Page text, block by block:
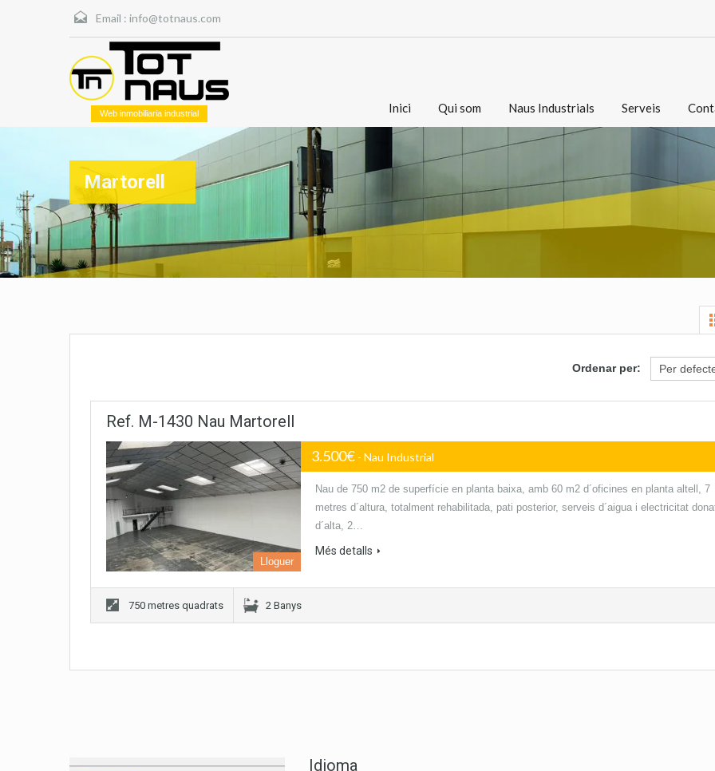
Email : info@totnaus.com
Web inmobiliaria industrial Inici Qui som Naus Industrials Serveis
Martorell
Ordenar per:
Ref. M-1430 Nau Martorell
Lloguer
3.500€ - Nau Industrial
Nau de 750 m2 de superfície en planta baixa, amb 60 m2 d´oficines en planta altell, 7
metres d´altura, totalment rehabilitada, pati posterior, serveis d´aigua i electricitat
d´alta, 2…
Més detalls
750 metres quadrats 2 Banys
Idioma